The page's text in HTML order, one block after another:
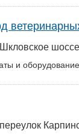
и оборудование